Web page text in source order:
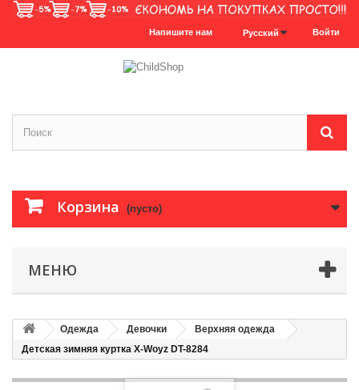
Войти
Русский
Напишите нам
Корзина (пусто)
МЕНЮ
Одежда Девочки
Верхняя одежда
Детская зимняя куртка X-Woyz DT-8284